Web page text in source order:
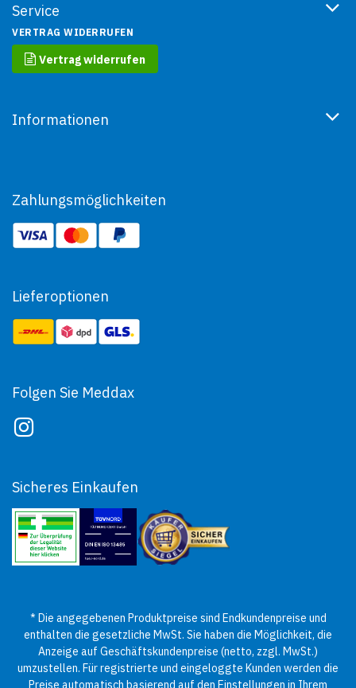
Service
VERTRAG WIDERRUFEN
Vertrag widerrufen
Informationen
Zahlungsmöglichkeiten
Lieferoptionen
Folgen Sie Meddax
Sicheres Einkaufen
* Die angegebenen Produktpreise sind Endkundenpreise und
enthalten die gesetzliche MwSt. Sie haben die Möglichkeit, die
Anzeige auf Geschäftskundenpreise (netto, zzgl. MwSt.)
umzustellen. Für registrierte und eingeloggte Kunden werden die
Preise automatisch basierend auf den Einstellungen in Ihrem